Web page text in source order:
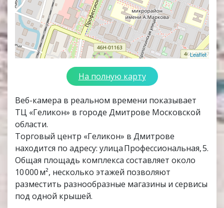
Leaflet
На полную карту
Веб-камера в реальном времени показывает
ТЦ «Геликон» в городе Дмитрове Московской
области.
Торговый центр «Геликон» в Дмитрове
находится по адресу: улица Профессиональная, 5.
Общая площадь комплекса составляет около
10 000 м², несколько этажей позволяют
разместить разнообразные магазины и сервисы
под одной крышей.